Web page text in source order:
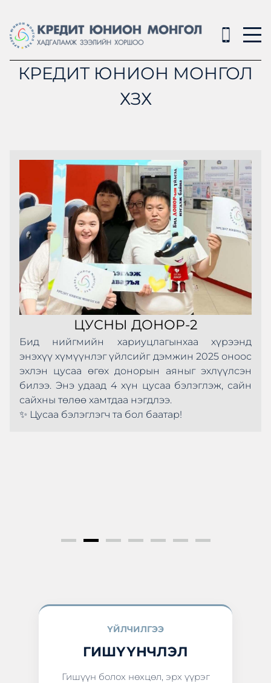
КРЕДИТ ЮНИОН МОНГОЛ
ХЗХ
ЦУСНЫ ДОНОР-2
Бид нийгмийн хариуцлагынхаа хүрээнд
энэхүү хүмүүнлэг үйлсийг дэмжин 2025 оноос
эхлэн цусаа өгөх донорын аяныг эхлүүлсэн
билээ. Энэ удаад 4 хүн цусаа бэлэглэж, сайн
сайхны төлөө хамтдаа нэгдлээ.
✨ Цусаа бэлэглэгч та бол баатар!
ҮЙЛЧИЛГЭЭ
ГИШҮҮНЧЛЭЛ
Гишүүн болох нөхцөл, эрх үүрэг